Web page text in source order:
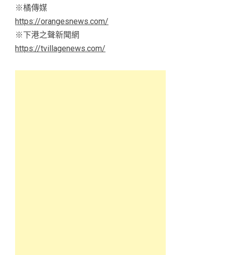
※橘傳媒
https://orangesnews.com/
※下港之聲新聞網
https://tvillagenews.com/